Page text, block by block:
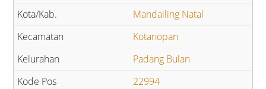
Mandailing Natal
Kotanopan
Padang Bulan
22994